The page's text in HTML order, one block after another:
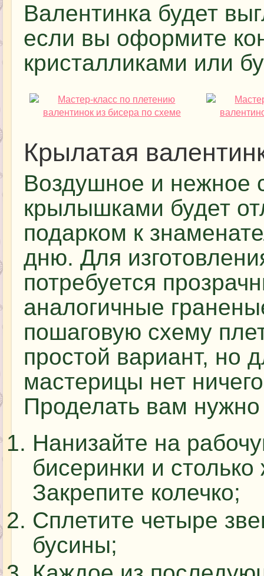
Валентинка будет
если вы оформите
кристалликами или
Крылатая
Воздушное и нежное
крылышками будет
подарком к
дню. Для
потребуется
аналогичные
пошаговую схему
простой вариант, но
мастерицы нет
Проделать вам
Нанизайте на
бисеринки и
Закрепите колечко;
Сплетите четыре
бусины;